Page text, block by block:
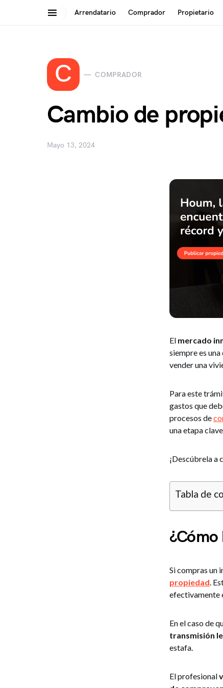
Arrendatario Comprador Propietario
Search for:
C COMPRADOR
Cambio de
Mayo 13, 2024
El mercado
siempre es
vender una
Para este
gastos que
procesos de
una etapa
¡Descúbrela a
Tabla de
Si compras un
propiedad.
efectivamente
En el caso de
transmisión
estafa.
El profesional